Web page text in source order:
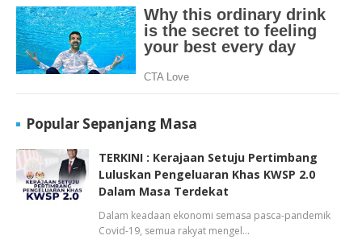
Popular Sepanjang Masa
TERKINI : Kerajaan Setuju Pertimbang
Luluskan Pengeluaran Khas KWSP 2.0
Dalam Masa Terdekat
Dalam keadaan ekonomi semasa pasca-pandemik
Covid-19, semua rakyat mengel…